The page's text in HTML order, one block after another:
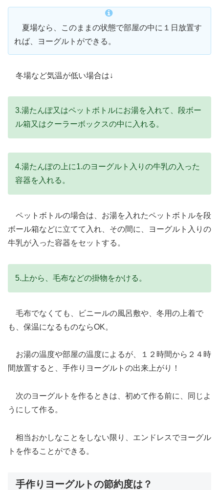
夏場なら、このままの状態で部屋の中に１日放置す
れば、ヨーグルトができる。
冬場など気温が低い場合は↓
3.湯たんぽ又はペットボトルにお湯を入れて、段ボー
ル箱又はクーラーボックスの中に入れる。
4.湯たんぽの上に1.のヨーグルト入りの牛乳の入った
容器を入れる。
ペットボトルの場合は、お湯を入れたペットボトルを段
ボール箱などに立てて入れ、その間に、ヨーグルト入りの
牛乳が入った容器をセットする。
5.上から、毛布などの掛物をかける。
毛布でなくても、ビニールの風呂敷や、冬用の上着で
も、保温になるものならOK。
お湯の温度や部屋の温度によるが、１２時間から２４時
間放置すると、手作りヨーグルトの出来上がり！
次のヨーグルトを作るときは、初めて作る前に、同じよ
うにして作る。
相当おかしなことをしない限り、エンドレスでヨーグル
トを作ることができる。
手作りヨーグルトの節約度は？